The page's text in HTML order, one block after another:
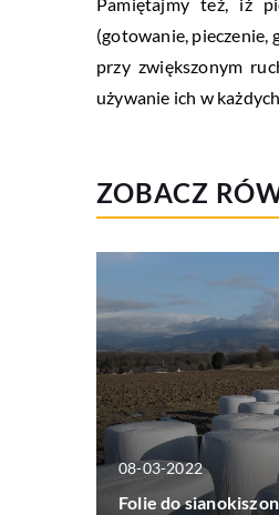
(gotowanie, pieczenie,
przy zwiększonym
używanie ich w
ZOBACZ
08-03-2022
Folie do